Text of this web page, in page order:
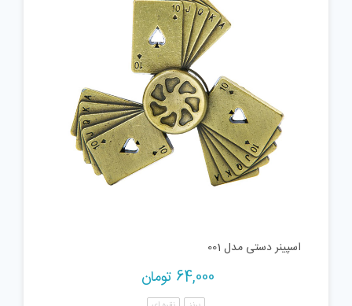
اسپینر دستی مدل 001
64,000 تومان